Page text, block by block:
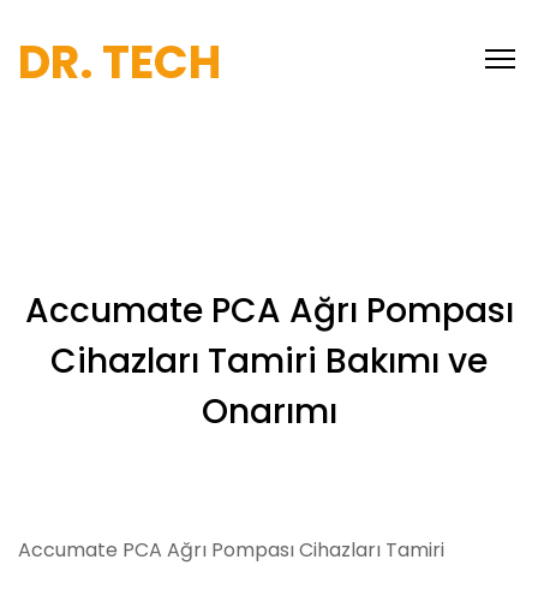
DR. TECH
Accumate PCA Ağrı Pompası
Cihazları Tamiri Bakımı ve
Onarımı
Accumate PCA Ağrı Pompası Cihazları Tamiri